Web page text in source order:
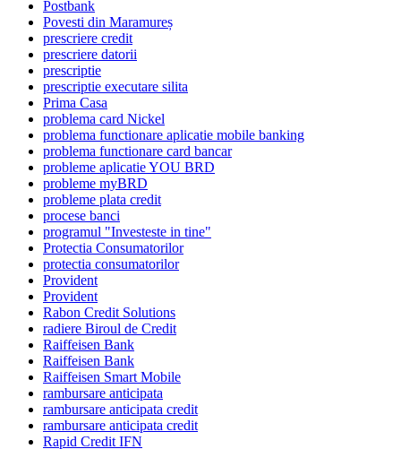
Postbank
Povesti din Maramureș
prescriere credit
prescriere datorii
prescriptie
prescriptie executare silita
Prima Casa
problema card Nickel
problema functionare aplicatie mobile banking
problema functionare card bancar
probleme aplicatie YOU BRD
probleme myBRD
probleme plata credit
procese banci
programul "Investeste in tine"
Protectia Consumatorilor
protectia consumatorilor
Provident
Provident
Rabon Credit Solutions
radiere Biroul de Credit
Raiffeisen Bank
Raiffeisen Bank
Raiffeisen Smart Mobile
rambursare anticipata
rambursare anticipata credit
rambursare anticipata credit
Rapid Credit IFN